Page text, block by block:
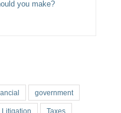
you make?
government
Litigation Taxes